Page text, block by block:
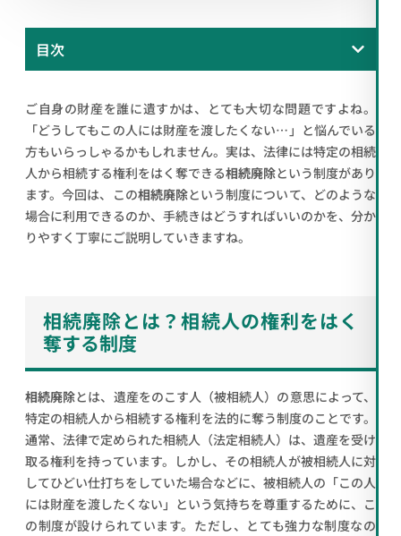
目次
ご自身の財産を誰に遺すかは、とても大切な問題ですよね。
「どうしてもこの人には財産を渡したくない…」と悩んでいる
方もいらっしゃるかもしれません。実は、法律には特定の相続
人から相続する権利をはく奪できる相続廃除という制度があり
ます。今回は、この相続廃除という制度について、どのような
場合に利用できるのか、手続きはどうすればいいのかを、分か
りやすく丁寧にご説明していきますね。
相続廃除とは？相続人の権利をはく
奪する制度
相続廃除とは、遺産をのこす人（被相続人）の意思によって、
特定の相続人から相続する権利を法的に奪う制度のことです。
通常、法律で定められた相続人（法定相続人）は、遺産を受け
取る権利を持っています。しかし、その相続人が被相続人に対
してひどい仕打ちをしていた場合などに、被相続人の「この人
には財産を渡したくない」という気持ちを尊重するために、こ
の制度が設けられています。ただし、とても強力な制度なの